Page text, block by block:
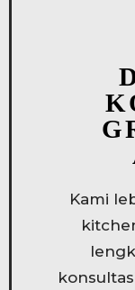
Kami